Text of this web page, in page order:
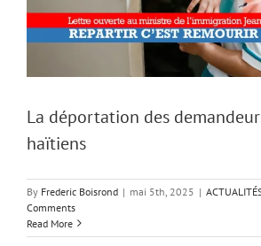
La déportation des
haïtiens
By Frederic Boisrond | mai 5th, 2025 |
Comments
Read More